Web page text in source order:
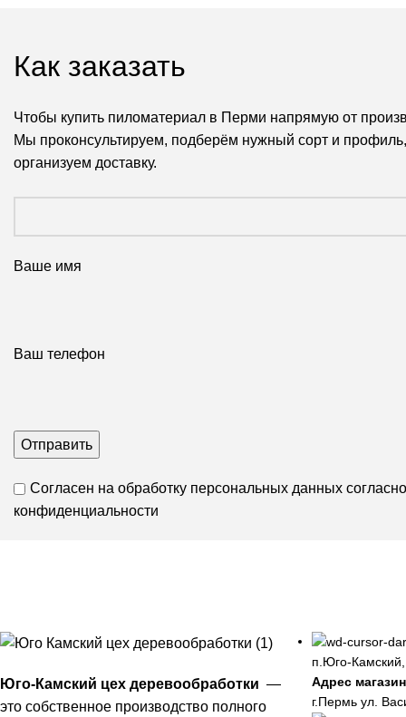
Как заказать
Чтобы купить пиломатериал в Перми напрямую от
Мы проконсультируем, подберём нужный сорт и
организуем доставку.
Ваше имя
Ваш телефон
Согласен на обработку персональных данных согласно
конфиденциальности
Юго-Камский цех деревообработки —
это собственное производство полного
п.Юго-
Адрес
г.Пермь ул.